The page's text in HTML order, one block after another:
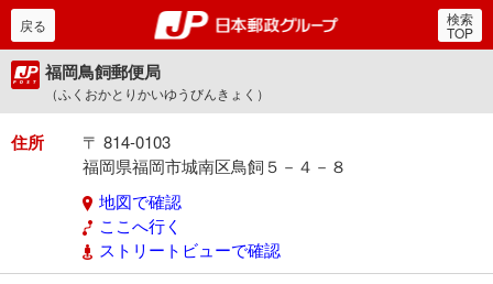
郵便局・日本郵政グルー
戻る 検索
TOP
福岡鳥飼郵便局
（ふくおかとりかいゆうびんきょく）
住所
〒 814-0103
福岡県福岡市城南区鳥飼５－４－８
地図で確認
ここへ行く
ストリートビューで確認